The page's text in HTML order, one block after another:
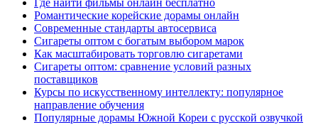
Романтические корейские дорамы онлайн
Современные стандарты автосервиса
Сигареты оптом с богатым выбором марок
Как масштабировать торговлю сигаретами
Сигареты оптом: сравнение условий разных
поставщиков
Курсы по искусственному интеллекту: популярное
направление обучения
Популярные дорамы Южной Кореи с русской озвучкой